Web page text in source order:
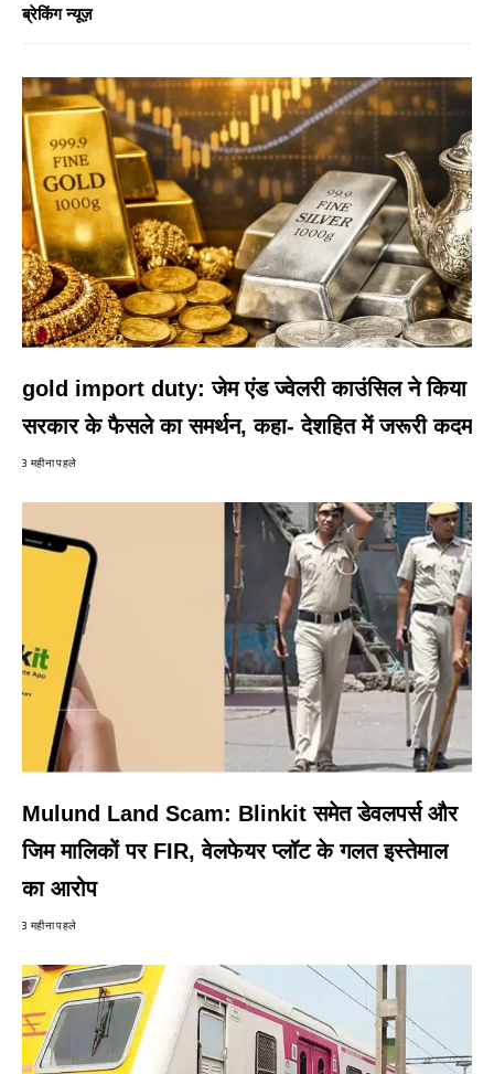
ब्रेकिंग न्यूज़
gold import duty: जेम एंड ज्वेलरी काउंसिल ने किया
सरकार के फैसले का समर्थन, कहा- देशहित में जरूरी कदम
3 महीना पहले
Mulund Land Scam: Blinkit समेत डेवलपर्स और
जिम मालिकों पर FIR, वेलफेयर प्लॉट के गलत इस्तेमाल
का आरोप
3 महीना पहले